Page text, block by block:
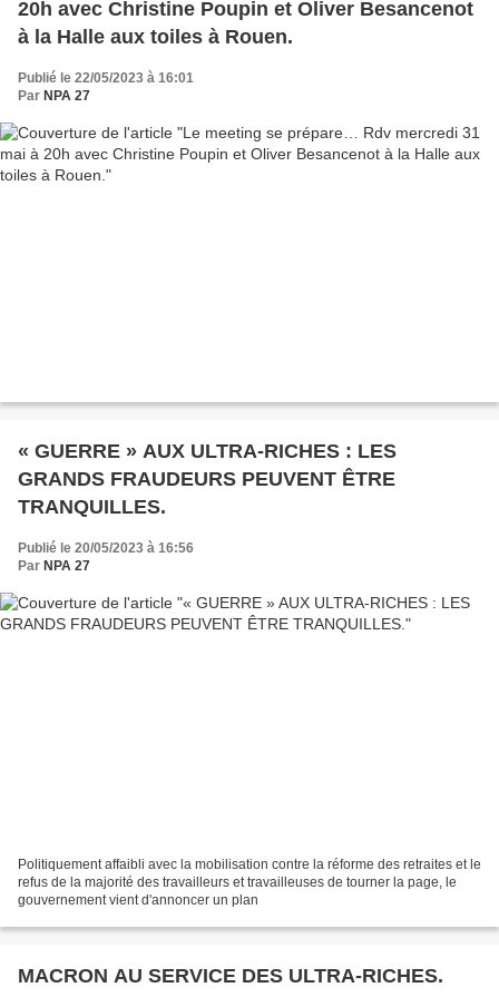
20h avec Christine Poupin et Oliver Besancenot
à la Halle aux toiles à Rouen.
Publié le 22/05/2023 à 16:01
Par NPA 27
« GUERRE » AUX ULTRA-RICHES : LES
GRANDS FRAUDEURS PEUVENT ÊTRE
TRANQUILLES.
Publié le 20/05/2023 à 16:56
Par NPA 27
Politiquement affaibli avec la mobilisation contre la réforme des retraites et le
refus de la majorité des travailleurs et travailleuses de tourner la page, le
gouvernement vient d'annoncer un plan
MACRON AU SERVICE DES ULTRA-RICHES.